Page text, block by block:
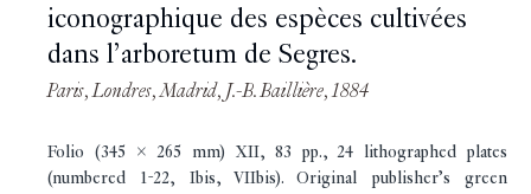
iconographique des espèces cultivées
dans l’arboretum de Segres.
Paris, Londres, Madrid, J.-B. Baillière, 1884
Folio (345 x 265 mm) XII, 83 pp., 24 lithographed plates
(numbered 1-22, Ibis, VIIbis). Original publisher’s green